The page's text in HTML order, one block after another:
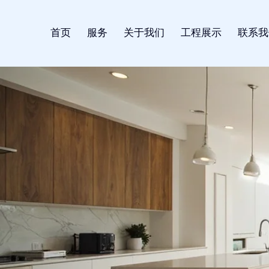
首页 服务 关于我们 工程展示 联系